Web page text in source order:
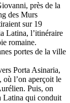
près de la
des Murs
sur 19
Latina, l’itinéraire
romaine.
portes de la ville
Porta Asinaria,
où l’on aperçoit le
Puis, on
Latina qui conduit